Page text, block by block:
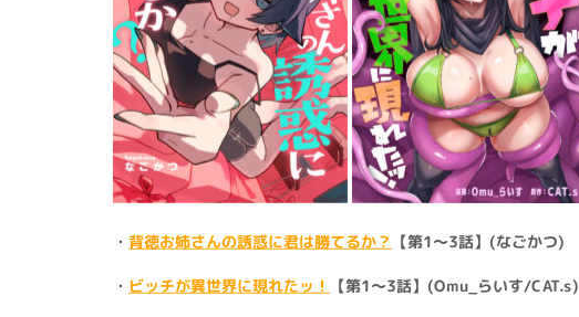
・ 背徳お姉さんの誘惑に君は勝てるか？ 【第1～3話】(なごかつ)
・ ビッチが異世界に現れたッ！ 【第1～3話】(Omu_らいす/CAT.s)